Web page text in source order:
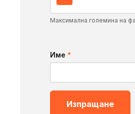
Максимална големина на
Име *